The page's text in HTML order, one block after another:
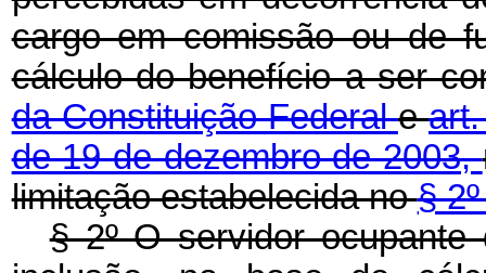
cargo em comissão ou de
cálculo do benefício a ser
da Constituição Federale
de 19 de dezembro de 2003,
limitação estabelecida no§
§ 2º O servidor